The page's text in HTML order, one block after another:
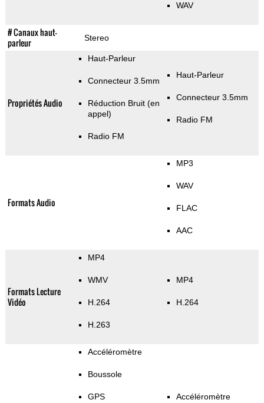
WAV
# Canaux haut-
parleur
Stereo
Propriétés Audio
Haut-Parleur
Connecteur 3.5mm
Réduction Bruit (en
appel)
Radio FM
Haut-Parleur
Connecteur 3.5mm
Radio FM
Formats Audio
MP3
WAV
FLAC
AAC
Formats Lecture
Vidéo
MP4
WMV
H.264
H.263
MP4
H.264
Accéléromètre
Boussole
GPS Accéléromètre